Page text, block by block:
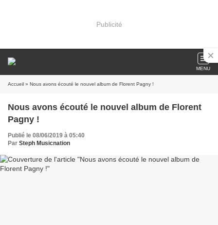
Publicité
MENU
Accueil » Nous avons écouté le nouvel album de Florent Pagny !
Nous avons écouté le nouvel album de Florent
Pagny !
Publié le 08/06/2019 à 05:40
Par Steph Musicnation